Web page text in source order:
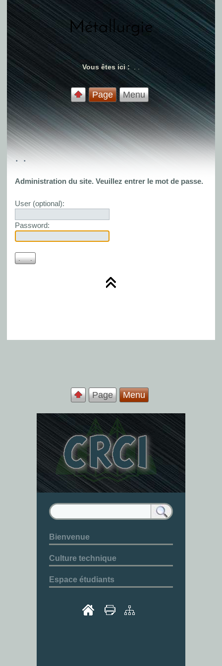
Métallurgie
Vous êtes ici :
Page Menu
. .
Administration du site. Veuillez entrer le mot de passe.
User (optional):
Password:
Page Menu
Bienvenue
Culture technique
Espace étudiants